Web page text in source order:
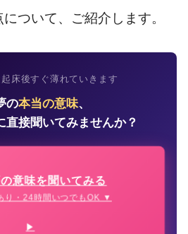
ついて、ご紹介します。
起床後すぐ薄れていきます
の本当の意味、
直接聞いてみませんか？
意味を聞いてみる
り・24時間いつでもOK ▼